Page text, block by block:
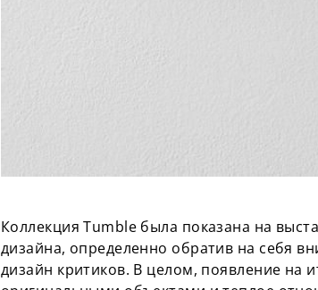
Коллекция Tumble была показана на
дизайна, определенно обратив на себя
дизайн критиков. В целом, появление на